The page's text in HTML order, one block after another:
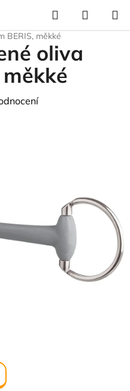
Hledat
KOŠÍK
BERIS, měkké
oliva
měkké